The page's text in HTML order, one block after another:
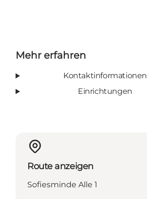
Mehr erfahren
Kontaktinformationen
Einrichtungen
Route anzeigen
Sofiesminde Alle 1